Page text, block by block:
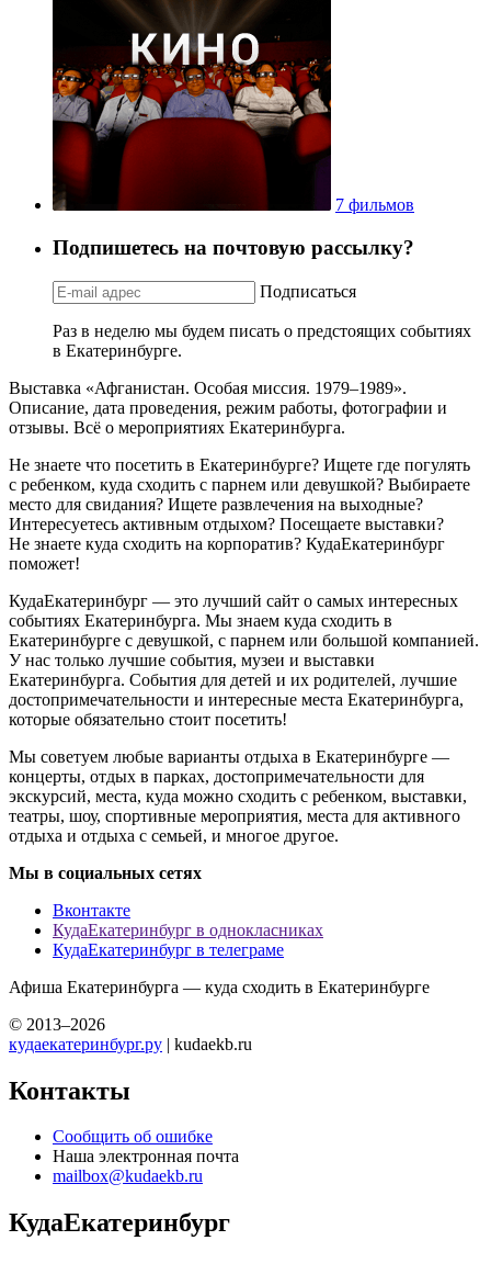
7 фильмов
Подпишетесь на почтовую рассылку?
Подписаться
Раз в неделю мы будем писать о предстоящих событиях
в Екатеринбурге.
Выставка «Афганистан. Особая миссия. 1979–1989».
Описание, дата проведения, режим работы, фотографии и
отзывы. Всё о мероприятиях Екатеринбурга.
Не знаете что посетить в Екатеринбурге? Ищете где погулять
с ребенком, куда сходить с парнем или девушкой? Выбираете
место для свидания? Ищете развлечения на выходные?
Интересуетесь активным отдыхом? Посещаете выставки?
Не знаете куда сходить на корпоратив? КудаЕкатеринбург
поможет!
КудаЕкатеринбург — это лучший сайт о самых интересных
событиях Екатеринбурга. Мы знаем куда сходить в
Екатеринбурге с девушкой, с парнем или большой компанией.
У нас только лучшие события, музеи и выставки
Екатеринбурга. События для детей и их родителей, лучшие
достопримечательности и интересные места Екатеринбурга,
которые обязательно стоит посетить!
Мы советуем любые варианты отдыха в Екатеринбурге —
концерты, отдых в парках, достопримечательности для
экскурсий, места, куда можно сходить с ребенком, выставки,
театры, шоу, спортивные мероприятия, места для активного
отдыха и отдыха с семьей, и многое другое.
Мы в социальных сетях
Вконтакте
КудаЕкатеринбург в однокласниках
КудаЕкатеринбург в телеграме
Афиша Екатеринбурга — куда сходить в Екатеринбурге
© 2013–2026
кудаекатеринбург.ру | kudaekb.ru
Контакты
Сообщить об ошибке
Наша электронная почта
mailbox@kudaekb.ru
КудаЕкатеринбург